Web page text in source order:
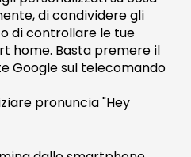
di condividere gli
di controllare le tue
home. Basta premere il
Google sul telecomando
pronuncia "Hey